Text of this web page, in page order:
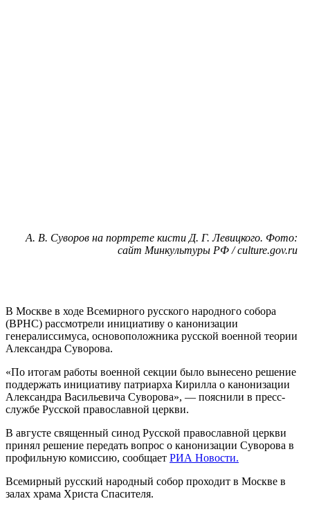
А. В. Суворов на портрете кисти Д. Г. Левицкого. Фото:
сайт Минкультуры РФ / culture.gov.ru
В Москве в ходе Всемирного русского народного собора
(ВРНС) рассмотрели инициативу о канонизации
генералиссимуса, основоположника русской военной теории
Александра Суворова.
«По итогам работы военной секции было вынесено решение
поддержать инициативу патриарха Кирилла о канонизации
Александра Васильевича Суворова», — пояснили в пресс-
службе Русской православной церкви.
В августе священный синод Русской православной церкви
принял решение передать вопрос о канонизации Суворова в
профильную комиссию, сообщает РИА Новости.
Всемирный русский народный собор проходит в Москве в
залах храма Христа Спасителя.